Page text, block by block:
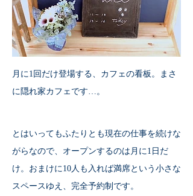
月に1回だけ登場する、カフェの看板。まさ
に隠れ家カフェです…。
とはいってもふたりとも現在の仕事を続けな
がらなので、オープンするのは月に1日だ
け。おまけに10人も入れば満席という小さな
スペースゆえ、完全予約制です。